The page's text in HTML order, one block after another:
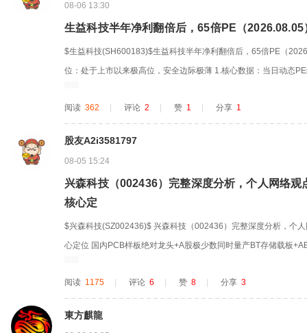
08-06 13:30
生益科技半年净利翻倍后，65倍PE（
$生益科技(SH600183)$生益科技半年净利翻倍后，65倍PE（
位：处于上市以来极高位，安全边际极薄 1.核心数据：当日动态
态PE仅15-30倍，2017-2025年公司正常估值区间16...
阅读 362 评论 2 赞 1 分享 1
股友A2i3581797
08-05 15:24
兴森科技（002436）完整深度分析，个人网络观
核心定
$兴森科技(SZ002436)$ 兴森科技（002436）完整深度分析，个
心定位 国内PCB样板绝对龙头+A股极少数同时量产BT存储载板
买入核心理由 1.ABF载板：AI算力国产替代稀缺标的，长期空间天
阅读 1175 | 评论 6 | 赞 8 | 分享 3
東方麒龍